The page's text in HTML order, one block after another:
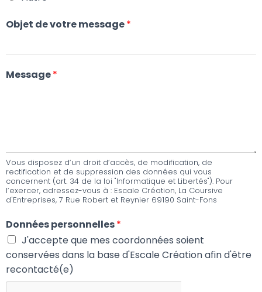
Objet de votre message*
Message*
Vous disposez d’un droit d’accès, de modification, de
rectification et de suppression des données qui vous
concernent (art. 34 de la loi "Informatique et Libertés"). Pour
l’exercer, adressez-vous à : Escale Création, La Coursive
d'Entreprises, 7 Rue Robert et Reynier 69190 Saint-Fons
Données personnelles*
J'accepte que mes coordonnées soient
conservées dans la base d'Escale Création afin d'être
recontacté(e)